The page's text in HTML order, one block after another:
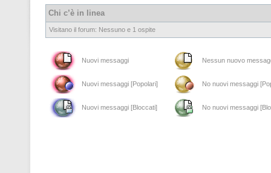
Chi c’è in linea
Visitano il forum: Nessuno e 1 ospite
Nuovi messaggi Nessun nuovo
Nuovi messaggi [Popolari] No nuovi messaggi
Nuovi messaggi [Bloccati] No nuovi messaggi